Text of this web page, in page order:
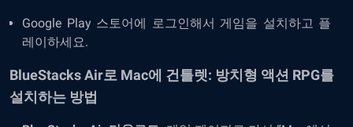
Google Play 스토어에 로그인해서 게임을 설치하고 플
레이하세요.
BlueStacks Air로 Mac에 건틀렛: 방치형 액션 RPG를
설치하는 방법